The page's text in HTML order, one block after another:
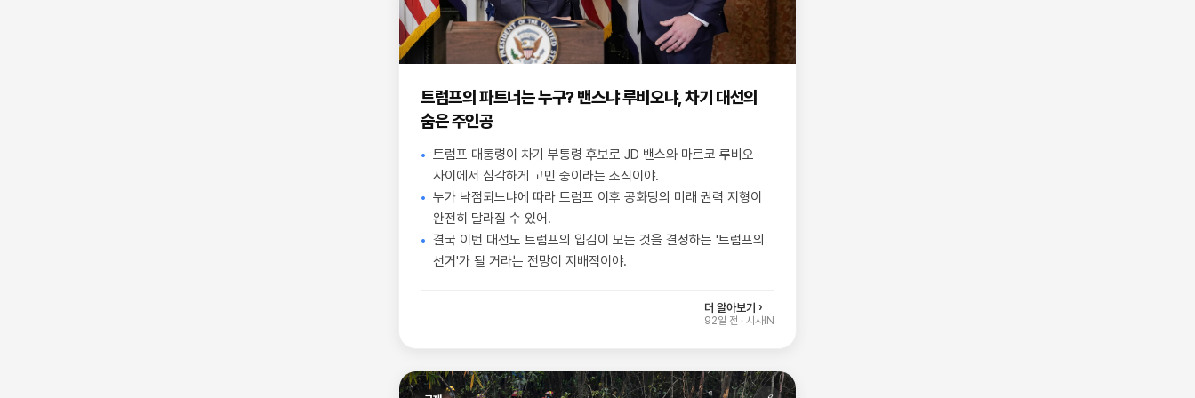
트럼프의 파트너는 누구? 밴스냐 루비오냐, 차기 대선의
숨은 주인공
트럼프 대통령이 차기 부통령 후보로 JD 밴스와 마르코 루비오
사이에서 심각하게 고민 중이라는 소식이야.
누가 낙점되느냐에 따라 트럼프 이후 공화당의 미래 권력 지형이
완전히 달라질 수 있어.
결국 이번 대선도 트럼프의 입김이 모든 것을 결정하는 '트럼프의
선거'가 될 거라는 전망이 지배적이야.
더 알아보기 ›
92일 전 · 시사IN